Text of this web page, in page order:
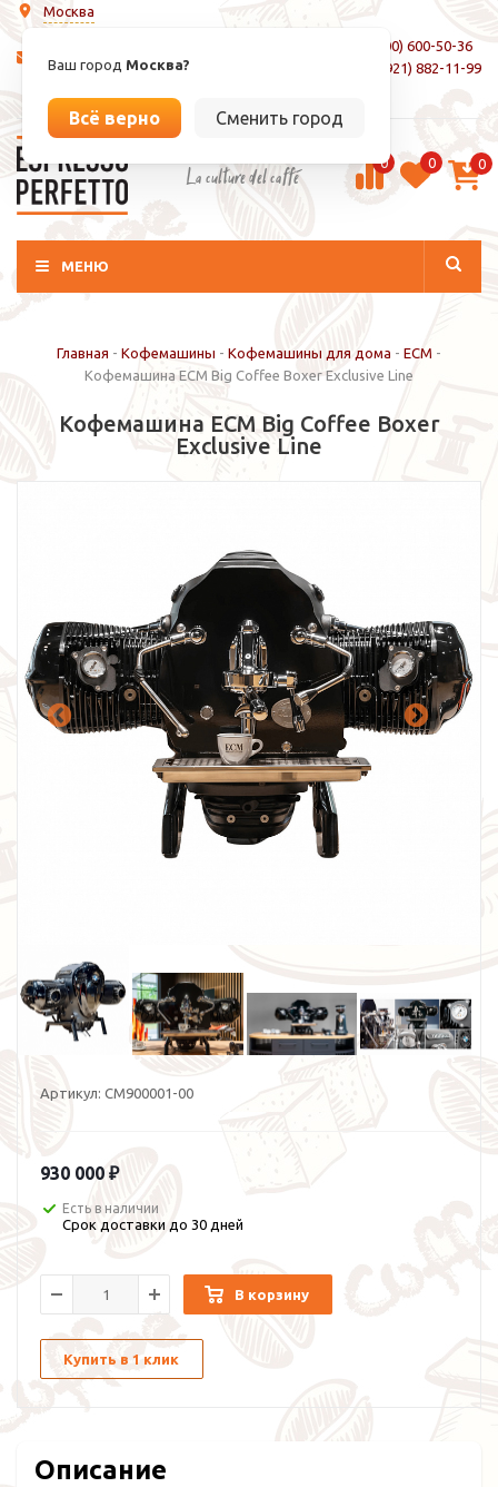
Москва
Ваш город Москва?
Всё верно Сменить город
info@espressoperfetto.ru
8 (800) 600-50-36
+7 (921) 882-11-99
La culture del caffé 0 0 0
МЕНЮ
Главная - Кофемашины - Кофемашины для дома - ECM -
Кофемашина ECM Big Coffee Boxer Exclusive Line
Кофемашина ECM Big Coffee Boxer
Exclusive Line
Артикул: CM900001-00
930 000 ₽
Есть в наличии
Срок доставки до 30 дней
В корзину
Купить в 1 клик
Описание